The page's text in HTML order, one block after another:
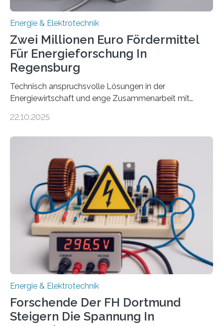
Energie & Elektrotechnik
Zwei Millionen Euro Fördermittel
Für Energieforschung In
Regensburg
Technisch anspruchsvolle Lösungen in der
Energiewirtschaft und enge Zusammenarbeit mit
neuen EU-geförderten Transfer-Projekte zu
Energietechnologien werden vom Europäischen
Sozialfonds Plus (ESF+) gefördert – mit einer
Gesamtsumme von mehr als zwei Millionen Euro.
Damit zählt die Hochschule zu den großen
Gewinnerinnen der aktuellen Förderrunde des
Bayerischen Wissenschaftsministeriums. Im
Mittelpunkt steht der direkte Wissenstransfer: Neue
wissenschaftliche Erkenntnisse sollen rasch in die
22.10.2025
Energie & Elektrotechnik
Forschende Der FH Dortmund
Steigern Die Spannung In